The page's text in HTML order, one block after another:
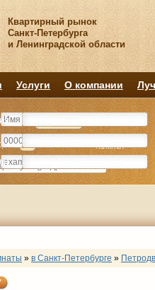
Квартирный рынок
Санкт-Петербурга
и Ленинградской области
Услуги О компании
Комнат
Комнат
» в Санкт-Петербурге »